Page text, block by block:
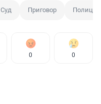
Суд Приговор Полиция
0 0